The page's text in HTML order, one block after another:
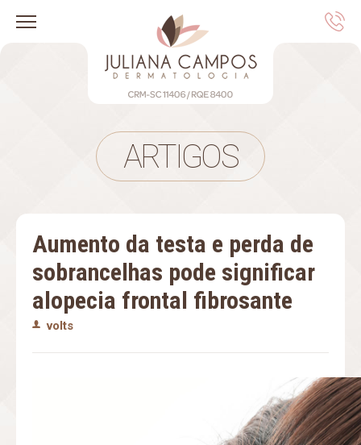
ARTIGOS
Aumento da testa e perda de
sobrancelhas pode significar
alopecia frontal fibrosante
volts